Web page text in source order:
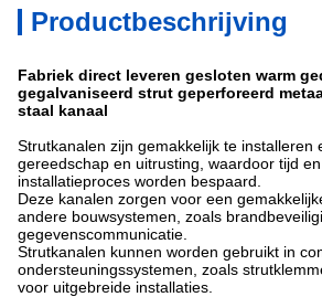
Productbeschrijving
Fabriek direct leveren gesloten warm
gegalvaniseerd strut geperforeerd
staal kanaal
Strutkanalen zijn gemakkelijk te installeren
gereedschap en uitrusting, waardoor tijd
installatieproces worden bespaard.
Deze kanalen zorgen voor een
andere bouwsystemen, zoals
gegevenscommunicatie.
Strutkanalen kunnen worden gebruikt in
ondersteuningssystemen, zoals
voor uitgebreide installaties.